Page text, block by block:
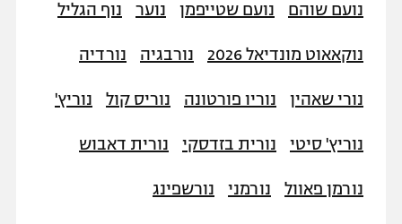
נועם שוהם נועם שטייפמן נוער נוף הגליל
נוקאאוט מונדיאל 2026 נורבגיה נורדיה
נורי שאהין נוריו פורטונה נוריס קול נוריץ'
נוריץ' סיטי נורית בזדסקי נורית דאבוש
נורמן פאוול נורמני נורשפינג